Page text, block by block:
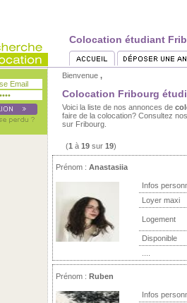
Colocation étudiant
Bienvenue ,
Colocation Fribourg
Voici la liste de nos annonces de
faire de la colocation? Consultez
sur Fribourg.
(1 à 19 sur 19)
Prénom : Anastasiia
Infos
Loyer maxi
Logement
Disponible
Prénom : Ruben
Infos